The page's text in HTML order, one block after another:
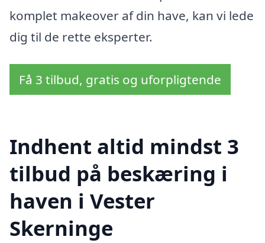
komplet makeover af din have, kan vi lede
dig til de rette eksperter.
Få 3 tilbud, gratis og uforpligtende
Indhent altid mindst 3
tilbud på beskæring i
haven i Vester
Skerninge